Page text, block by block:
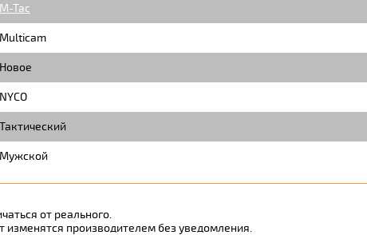
M-Tac
Multicam
Новое
NYCO
Тактический
Мужской
от реального.
изменятся производителем без уведомления.